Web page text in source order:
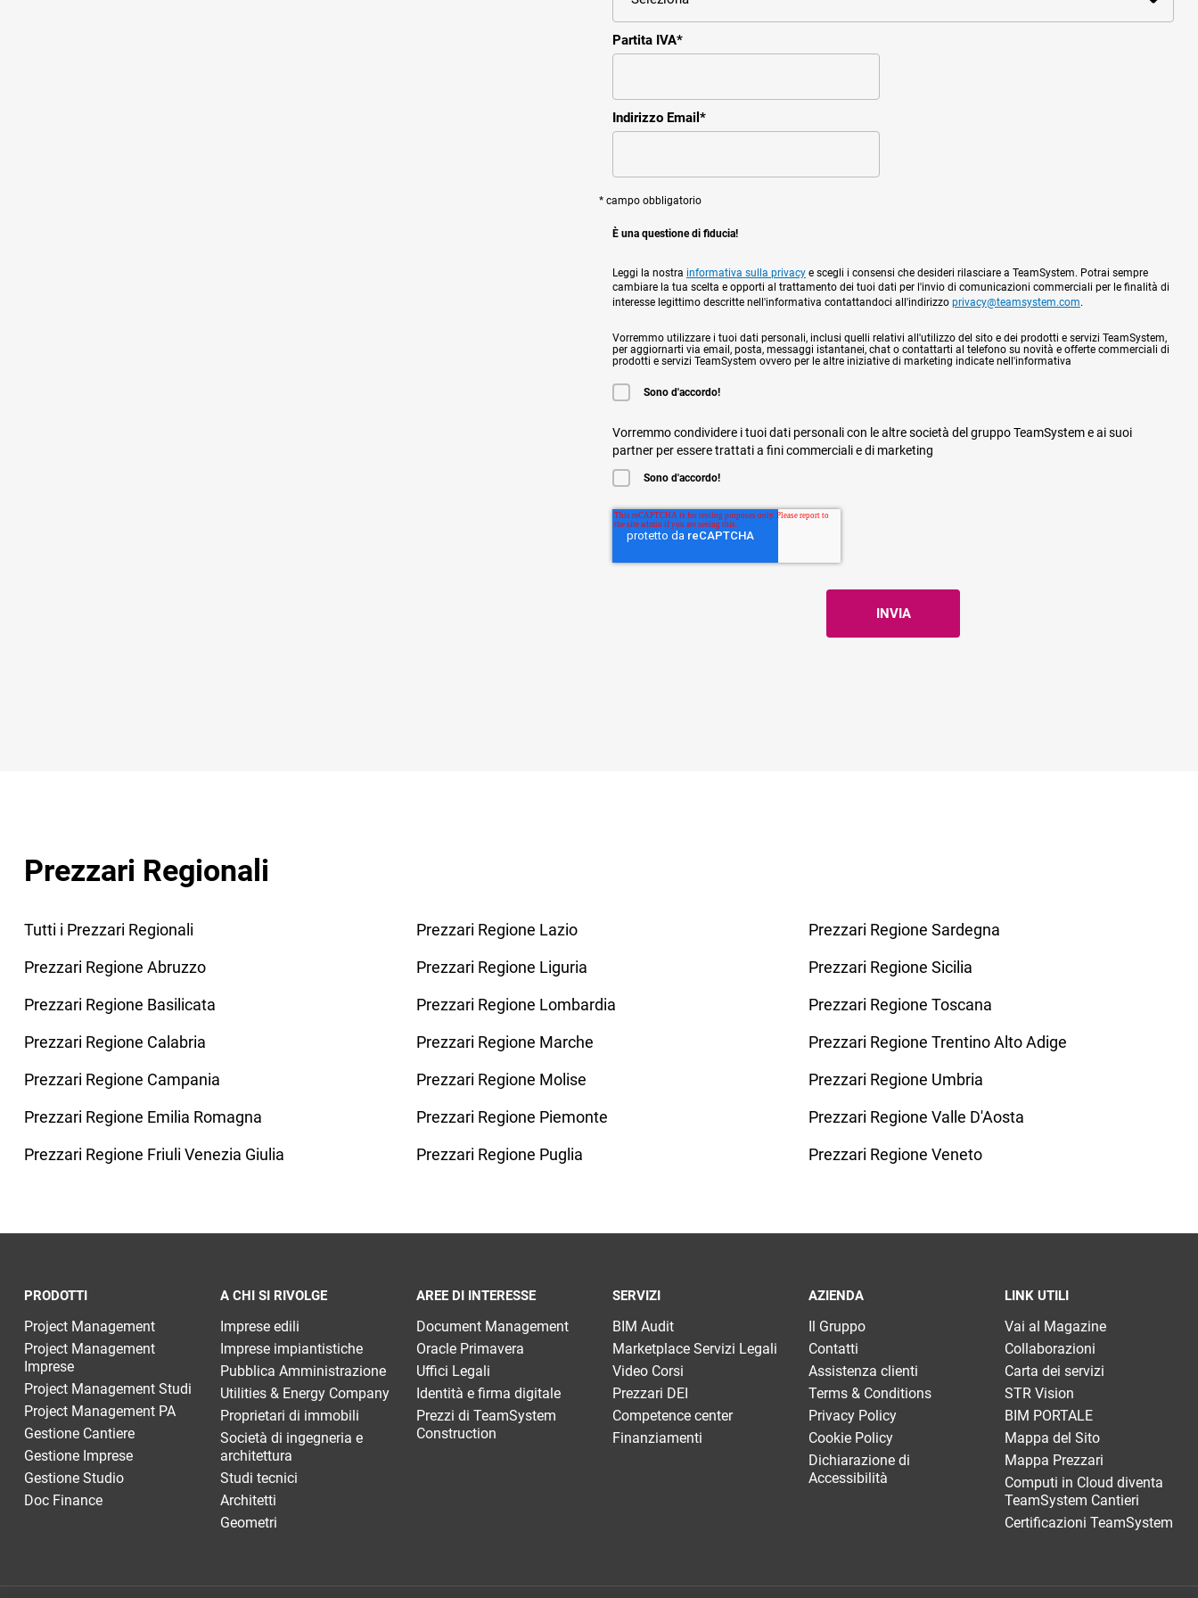
Partita IVA*
Indirizzo Email *
* campo obbligatorio
È una questione di fiducia!
Leggi la nostra informativa sulla privacy e scegli i consensi che desideri rilasciare a TeamSystem. Potrai sempre
cambiare la tua scelta e opporti al trattamento dei tuoi dati per l'invio di comunicazioni commerciali per le finalità di
interesse legittimo descritte nell'informativa contattandoci all'indirizzo privacy@teamsystem.com.
Vorremmo utilizzare i tuoi dati personali, inclusi quelli relativi all'utilizzo del sito e dei prodotti e servizi TeamSystem,
per aggiornarti via email, posta, messaggi istantanei, chat o contattarti al telefono su novità e offerte commerciali di
prodotti e servizi TeamSystem ovvero per le altre iniziative di marketing indicate nell'informativa
Sono d'accordo!
Vorremmo condividere i tuoi dati personali con le altre società del gruppo TeamSystem e ai suoi
partner per essere trattati a fini commerciali e di marketing
Sono d'accordo!
Prezzari Regionali
Tutti i Prezzari Regionali
Prezzari Regione Abruzzo
Prezzari Regione Basilicata
Prezzari Regione Calabria
Prezzari Regione Campania
Prezzari Regione Emilia Romagna
Prezzari Regione Friuli Venezia Giulia
Prezzari Regione Lazio
Prezzari Regione Liguria
Prezzari Regione Lombardia
Prezzari Regione Marche
Prezzari Regione Molise
Prezzari Regione Piemonte
Prezzari Regione Puglia
Prezzari Regione Sardegna
Prezzari Regione Sicilia
Prezzari Regione Toscana
Prezzari Regione Trentino Alto Adige
Prezzari Regione Umbria
Prezzari Regione Valle D'Aosta
Prezzari Regione Veneto
PRODOTTI
Project Management
Project Management
Imprese
Project Management Studi
Project Management PA
Gestione Cantiere
Gestione Imprese
Gestione Studio
Doc Finance
A CHI SI RIVOLGE
Imprese edili
Imprese impiantistiche
Pubblica Amministrazione
Utilities & Energy Company
Proprietari di immobili
Società di ingegneria e
architettura
Studi tecnici
Architetti
Geometri
AREE DI INTERESSE
Document Management
Oracle Primavera
Uffici Legali
Identità e firma digitale
Prezzi di TeamSystem
Construction
SERVIZI
BIM Audit
Marketplace Servizi Legali
Video Corsi
Prezzari DEI
Competence center
Finanziamenti
AZIENDA
Il Gruppo
Contatti
Assistenza clienti
Terms & Conditions
Privacy Policy
Cookie Policy
Dichiarazione di
Accessibilità
LINK UTILI
Vai al Magazine
Collaborazioni
Carta dei servizi
STR Vision
BIM PORTALE
Mappa del Sito
Mappa Prezzari
Computi in Cloud diventa
TeamSystem Cantieri
Certificazioni TeamSystem